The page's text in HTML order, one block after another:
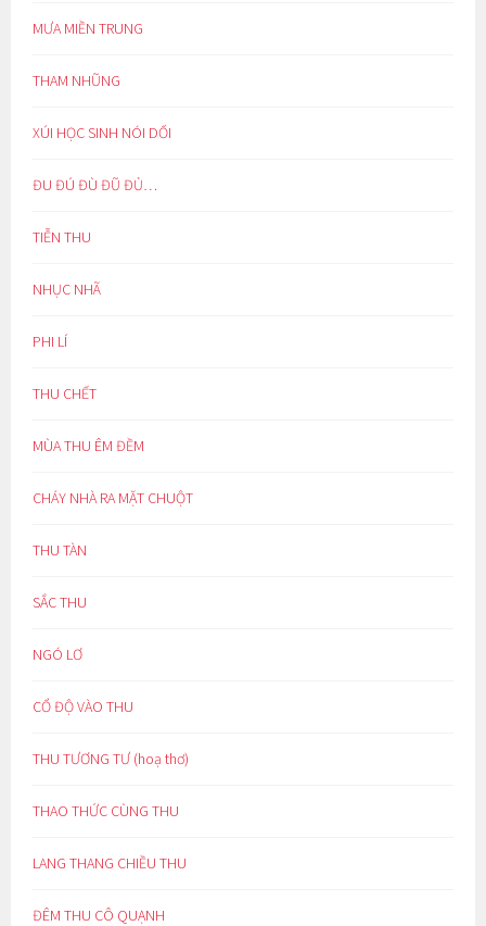
MƯA MIỀN TRUNG
THAM NHŨNG
XÚI HỌC SINH NÓI DỐI
ĐU ĐÚ ĐÙ ĐŨ ĐỦ…
TIỄN THU
NHỤC NHÃ
PHI LÍ
THU CHẾT
MÙA THU ÊM ĐỀM
CHÁY NHÀ RA MẶT CHUỘT
THU TÀN
SẮC THU
NGÓ LƠ
CỔ ĐỘ VÀO THU
THU TƯƠNG TƯ (hoạ thơ)
THAO THỨC CÙNG THU
LANG THANG CHIỀU THU
ĐÊM THU CÔ QUẠNH